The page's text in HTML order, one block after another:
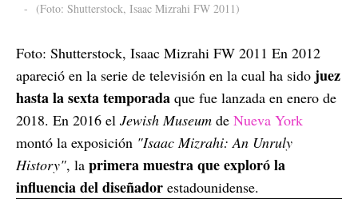
- (Foto: Shutterstock, Isaac Mizrahi FW 2011)
Foto: Shutterstock, Isaac Mizrahi FW 2011 En 2012
apareció en la serie de televisión en la cual ha sido juez
hasta la sexta temporada que fue lanzada en enero de
2018. En 2016 el Jewish Museum de Nueva York
montó la exposición "Isaac Mizrahi: An Unruly
History", la primera muestra que exploró la
influencia del diseñador estadounidense.